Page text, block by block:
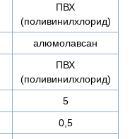
ПВХ
(поливинилхлорид)
алюмолавсан
ПВХ
(поливинилхлорид)
5
0,5